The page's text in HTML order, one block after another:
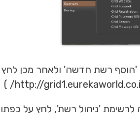
רשת חדשה' ולאחר מכן לחץ
'ניהול רשת', לחץ על